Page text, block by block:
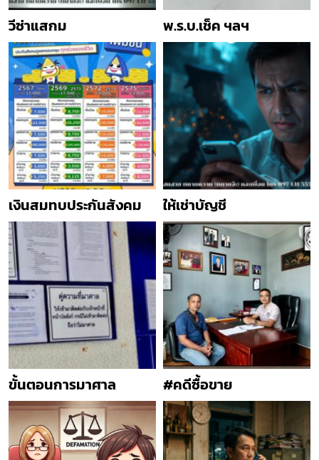
วีซ่าแสกม พ.ร.บ.เช็ค ฯลฯ
เงินสมทบประกันสังคม ให้เช่าบัญชี
ขั้นตอนการมาศาล #คดีซื้อขาย